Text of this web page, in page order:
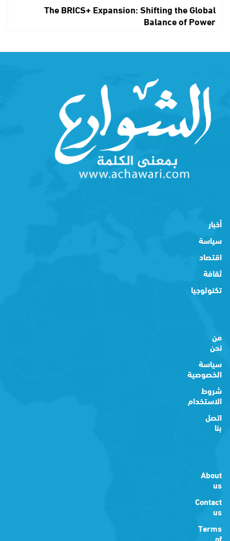
The BRICS+ Expansion: Shifting the Global
Balance of Power
أخبار
سياسة
اقتصاد
ثقافة
تكنولوجيا
من
نحن
سياسة
الخصوصية
شروط
الاستخدام
اتصل
بنا
About
us
Contact
us
Terms
of